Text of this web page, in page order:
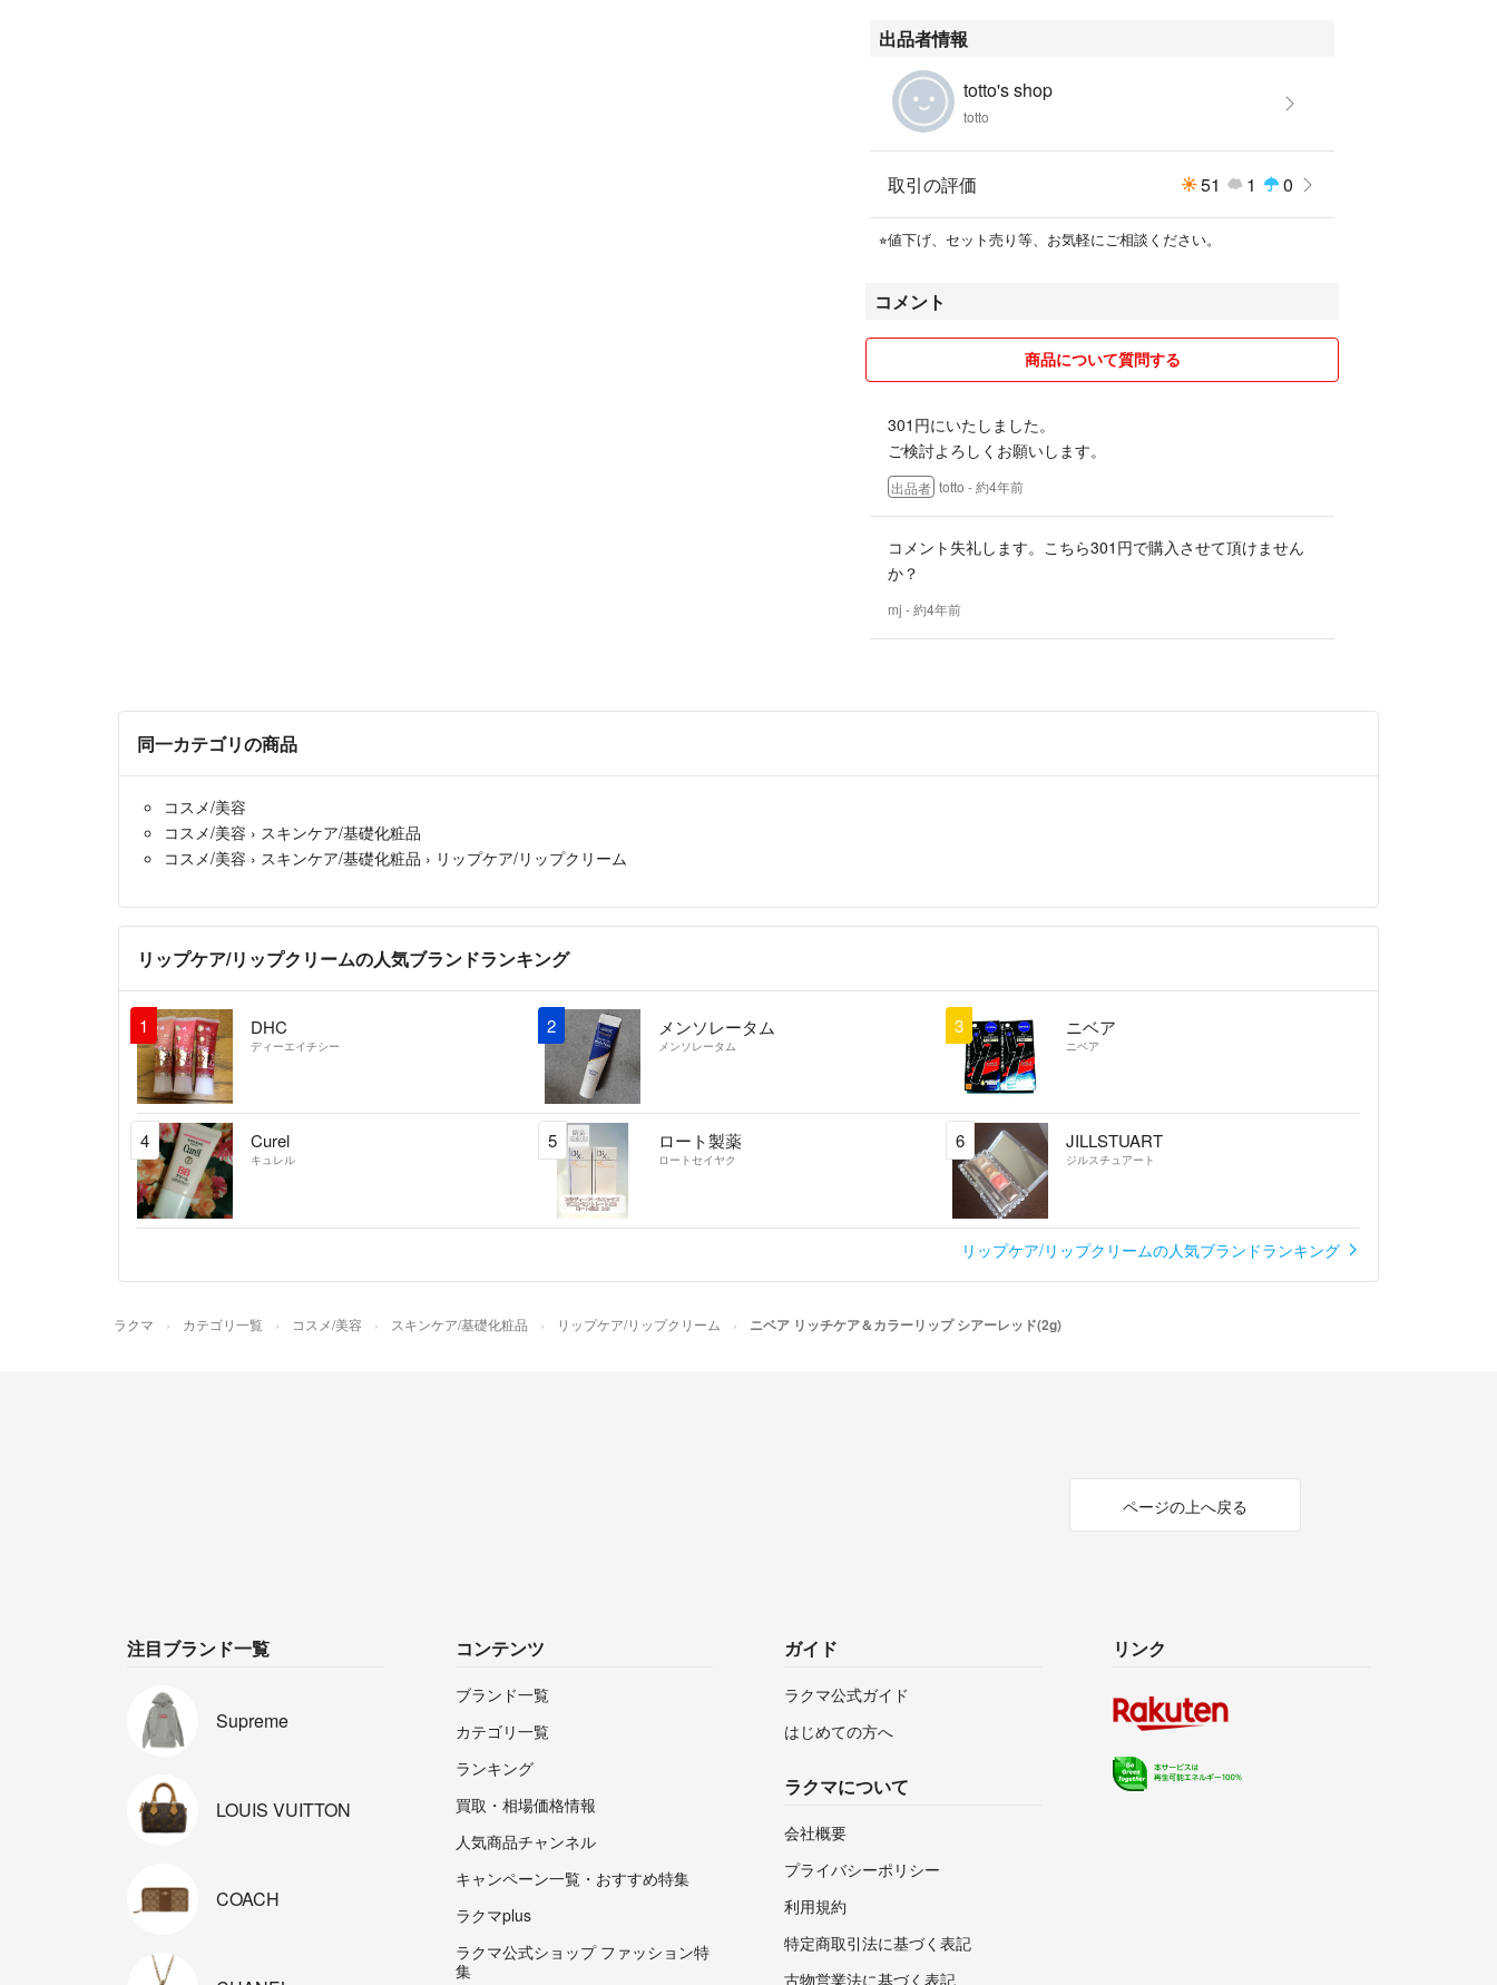
出品者情報
totto's shop
totto
取引の評価 51 1 0
⭐︎値下げ、セット売り等、お気軽にご相談ください。
コメント
商品について質問する
301円にいたしました。
ご検討よろしくお願いします。
出品者 totto - 約4年前
コメント失礼します。こちら301円で購入させて頂けません
か？
mj - 約4年前
同一カテゴリの商品
コスメ/美容
コスメ/美容 › スキンケア/基礎化粧品
コスメ/美容 › スキンケア/基礎化粧品 › リップケア/リップクリーム
リップケア/リップクリームの人気ブランドランキング
1 DHC
ディーエイチシー
2 メンソレータム
メンソレータム
3 ニベア
ニベア
4 Curel
キュレル
5 ロート製薬
ロートセイヤク
6 JILLSTUART
ジルスチュアート
リップケア/リップクリームの人気ブランドランキング
ラクマ カテゴリ一覧 コスメ/美容 スキンケア/基礎化粧品 リップケア/リップクリーム ニベア リッチケア＆カラーリップ シアーレッド(2g)
ページの上へ戻る
注目ブランド一覧
Supreme
LOUIS VUITTON
COACH
コンテンツ
ブランド一覧
カテゴリ一覧
ランキング
買取・相場価格情報
人気商品チャンネル
キャンペーン一覧・おすすめ特集
ラクマplus
ラクマ公式ショップ ファッション特
集
ガイド
ラクマ公式ガイド
はじめての方へ
ラクマについて
会社概要
プライバシーポリシー
利用規約
特定商取引法に基づく表記
古物営業法に基づく表記
リンク